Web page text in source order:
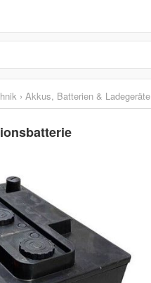
› Akkus, Batterien & Ladegeräte